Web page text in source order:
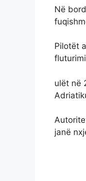
Në
Pilotët
ulët në
janë